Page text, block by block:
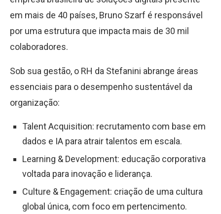
em mais de 40 países, Bruno Szarf é responsável
por uma estrutura que impacta mais de 30 mil
colaboradores.
Sob sua gestão, o RH da Stefanini abrange áreas
essenciais para o desempenho sustentável da
organização:
Talent Acquisition: recrutamento com base em
dados e IA para atrair talentos em escala.
Learning & Development: educação corporativa
voltada para inovação e liderança.
Culture & Engagement: criação de uma cultura
global única, com foco em pertencimento.